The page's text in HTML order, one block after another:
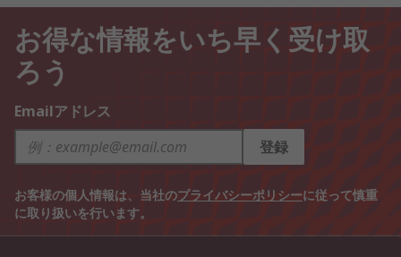
お得な情報をいち早く受け取
ろう
Emailアドレス
登録
お客様の個人情報は、当社のプライバシーポリシーに従って慎重
に取り扱いを行います。